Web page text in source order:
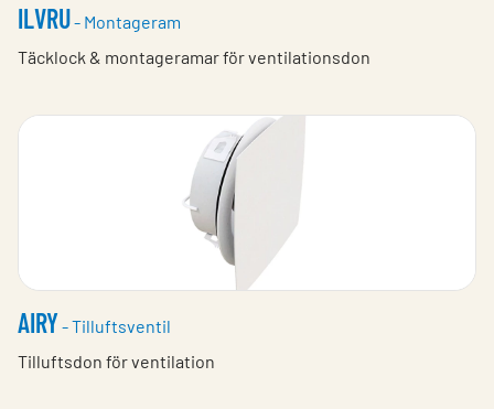
ILVRU- Montageram
Täcklock & montageramar för ventilationsdon
AIRY- Tilluftsventil
Tilluftsdon för ventilation